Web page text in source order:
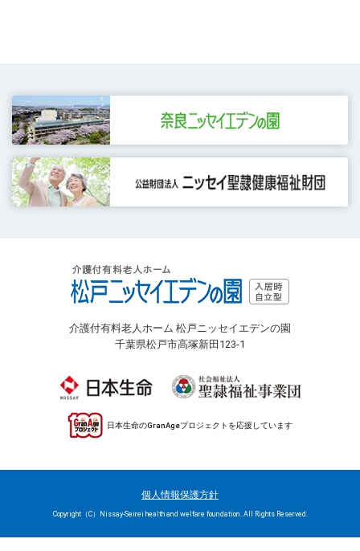
介護付有料老人ホーム 松戸ニッセイエデンの園
千葉県松戸市高塚新田123-1
日本生命のGranAgeプロジェクトを応援しています
個人情報保護方針
Copyright（C）Nissay-Seirei health and welfare foundation. All Rights Reserved.